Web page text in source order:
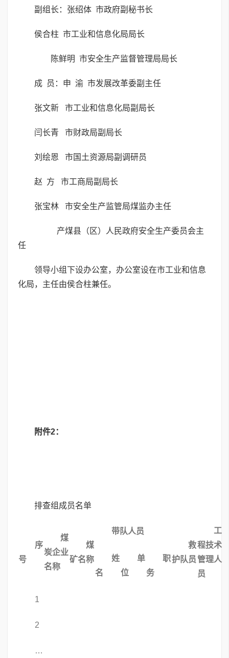
副组长：张绍体 市政府副秘书长
侯合柱 市工业和信息化局局长
陈鲜明 市安全生产监督管理局局长
成 员：申 渝 市发展改革委副主任
张文新 市工业和信息化局副局长
闫长青 市财政局副局长
刘绘恩 市国土资源局副调研员
赵 方 市工商局副局长
张宝林 市安全生产监管局煤监办主任
产煤县（区）人民政府安全生产委员会主
任
领导小组下设办公室，办公室设在市工业和信息
化局，主任由侯合柱兼任。
附件2：
排查组成员名单
序
号
煤
炭企业
名称
煤
矿名称
带队人员
救
护队员
工
程技术
管理人
员
姓
名
单
位
职
务
1
2
…